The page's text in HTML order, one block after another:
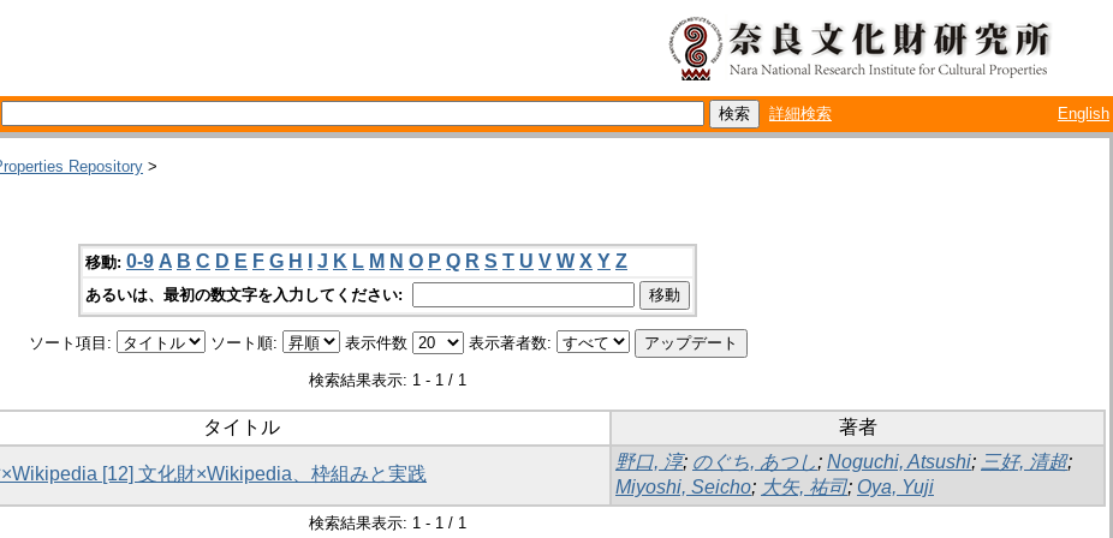
詳細検索 English
Repository >
移動: 0-9 A B C D E F G H J K L M N O P Q R S T U V W X Y Z
あるいは、最初の数文字を入力してください:
ソート項目: ソート順: 表示件数 表示著者数:
検索結果表示: 1 - 1 / 1
タイトル 著者
[12] 文化財×Wikipedia、枠組みと実践
野口, 淳; のぐち, あつし; Noguchi, Atsushi; 三好, 清超;
Miyoshi, Seicho; 大矢, 祐司; Oya, Yuji
検索結果表示: 1 - 1 / 1